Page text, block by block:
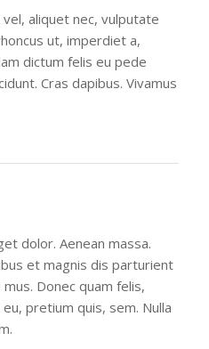
aliquet nec, vulputate
ut, imperdiet a,
dictum felis eu pede
Cras dapibus. Vivamus
dolor. Aenean massa.
et magnis dis parturient
Donec quam felis,
pretium quis, sem. Nulla